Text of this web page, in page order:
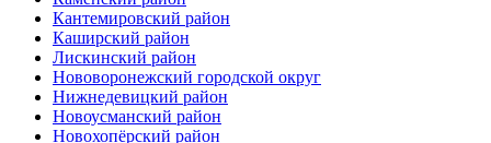
Кантемировский район
Каширский район
Лискинский район
Нововоронежский городской округ
Нижнедевицкий район
Новоусманский район
Новохопёрский район